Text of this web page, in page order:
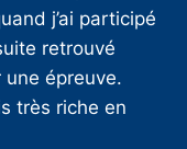
j’ai participé
retrouvé
épreuve.
très riche en